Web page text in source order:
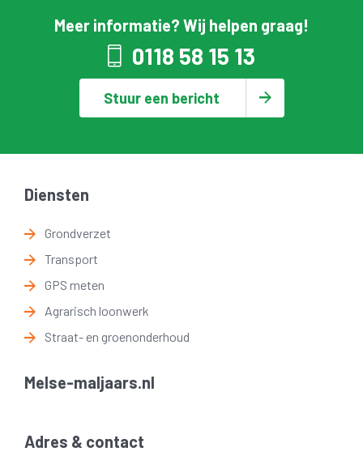
Meer informatie? Wij helpen graag!
0118 58 15 13
Stuur een bericht
Diensten
Grondverzet
Transport
GPS meten
Agrarisch loonwerk
Straat- en groenonderhoud
Melse-maljaars.nl
Adres & contact